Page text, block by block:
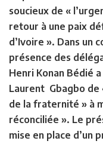
soucieux de «
retour à une paix
d’Ivoire ». Dans un
présence des
Henri Konan Bédié
Laurent Gbagbo de
de la fraternité » à
réconciliée ». Le
mise en place d’un